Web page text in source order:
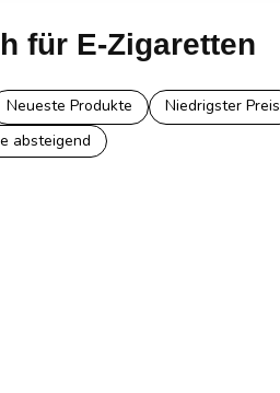
für E-Zigaretten
Neueste Produkte Niedrigster Preis
absteigend